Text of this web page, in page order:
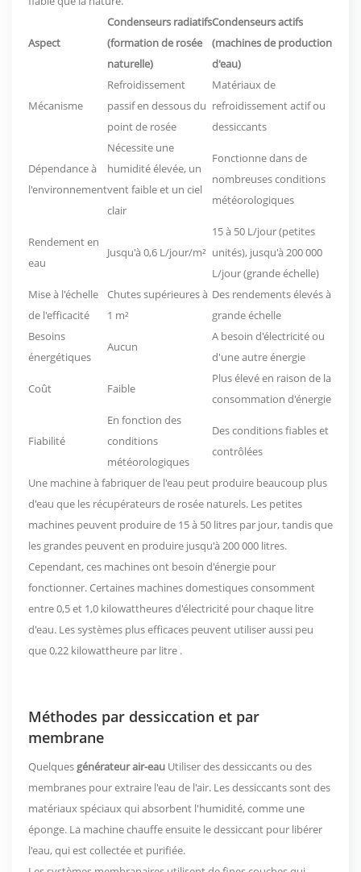
Aspect
Condenseurs radiatifs
(formation de rosée
naturelle)
Condenseurs actifs
(machines de production
d'eau)
Mécanisme
Refroidissement
passif en dessous du
point de rosée
Matériaux de
refroidissement actif ou
dessiccants
Dépendance à
l'environnement
Nécessite une
humidité élevée, un
vent faible et un ciel
clair
Fonctionne dans de
nombreuses conditions
météorologiques
Rendement en
eau
Jusqu'à 0,6 L/jour/m²
15 à 50 L/jour (petites
unités), jusqu'à 200 000
L/jour (grande échelle)
Mise à l'échelle
de l'efficacité
Chutes supérieures à
1 m²
Des rendements élevés à
grande échelle
Besoins
énergétiques
Aucun
A besoin d'électricité ou
d'une autre énergie
Coût Faible
Plus élevé en raison de la
consommation d'énergie
Fiabilité
En fonction des
conditions
météorologiques
Des conditions fiables et
contrôlées
Une machine à fabriquer de l'eau peut produire beaucoup plus
d'eau que les récupérateurs de rosée naturels. Les petites
machines peuvent produire de 15 à 50 litres par jour, tandis que
les grandes peuvent en produire jusqu'à 200 000 litres.
Cependant, ces machines ont besoin d'énergie pour
fonctionner. Certaines machines domestiques consomment
entre0,5 et 1,0 kilowattheures d'électricité pour chaque litre
d'eau. Les systèmes plus efficaces peuvent utiliser aussi peu
que0,22 kilowattheure par litre .
Méthodes par dessiccation et par
membrane
Quelques générateur air-eau Utiliser des dessiccants ou des
membranes pour extraire l'eau de l'air. Les dessiccants sont des
matériaux spéciaux qui absorbent l'humidité, comme une
éponge. La machine chauffe ensuite le dessiccant pour libérer
l'eau, qui est collectée et purifiée.